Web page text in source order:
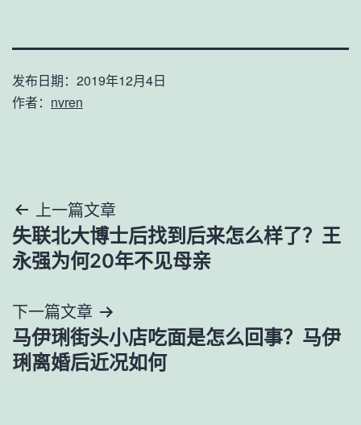
发布日期： 2019年12月4日
作者： nvren
文
章
航
上一篇文章
失联北大博士后找到后来怎么样了？王
永强为何20年不见母亲
下一篇文章
马伊琍街头小店吃面是怎么回事？马伊
琍离婚后近况如何